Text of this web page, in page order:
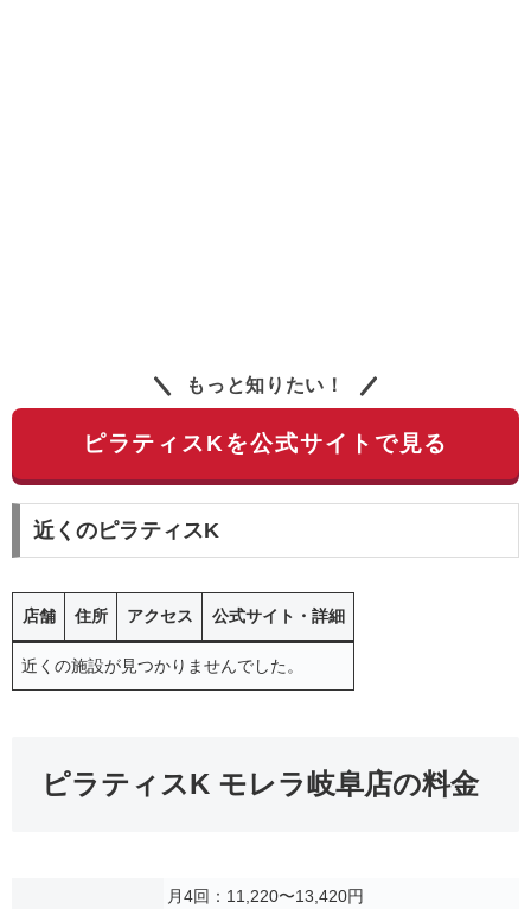
もっと知りたい！
ピラティスKを公式サイトで見る
近くのピラティスK
店舗 住所 アクセス 公式サイト・詳細
近くの施設が見つかりませんでした。
ピラティスK モレラ岐阜店の料金
月4回：11,220〜13,420円